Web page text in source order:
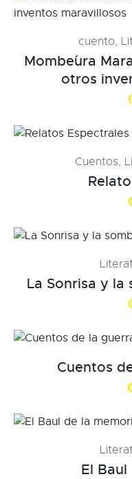
cuento,
Mombe´ura
otros
Cuentos,
La Sonrisa y la
Cuentos
El